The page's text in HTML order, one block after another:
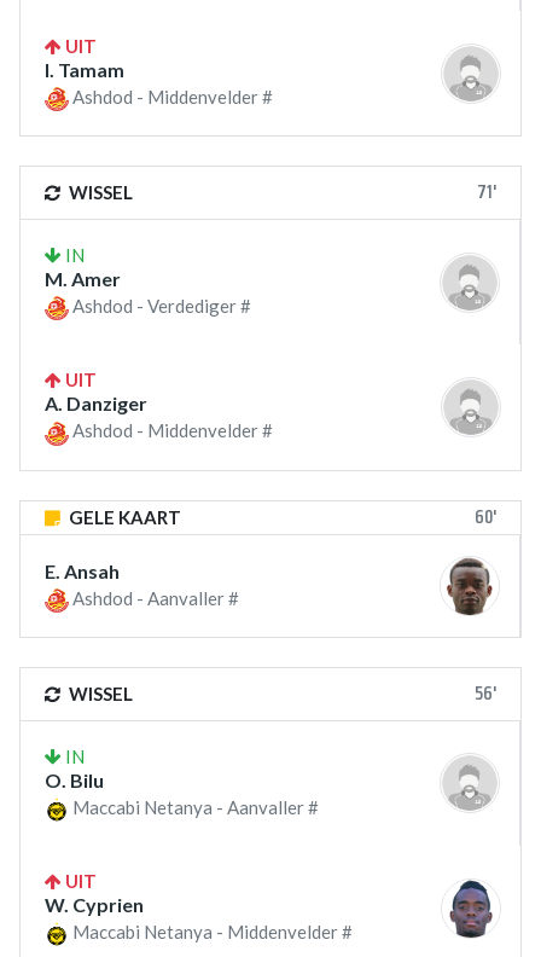
UIT
I. Tamam
Ashdod - Middenvelder #
WISSEL 71'
IN
M. Amer
Ashdod - Verdediger #
UIT
A. Danziger
Ashdod - Middenvelder #
GELE KAART 60'
E. Ansah
Ashdod - Aanvaller #
WISSEL 56'
IN
O. Bilu
Maccabi Netanya - Aanvaller #
UIT
W. Cyprien
Maccabi Netanya - Middenvelder #